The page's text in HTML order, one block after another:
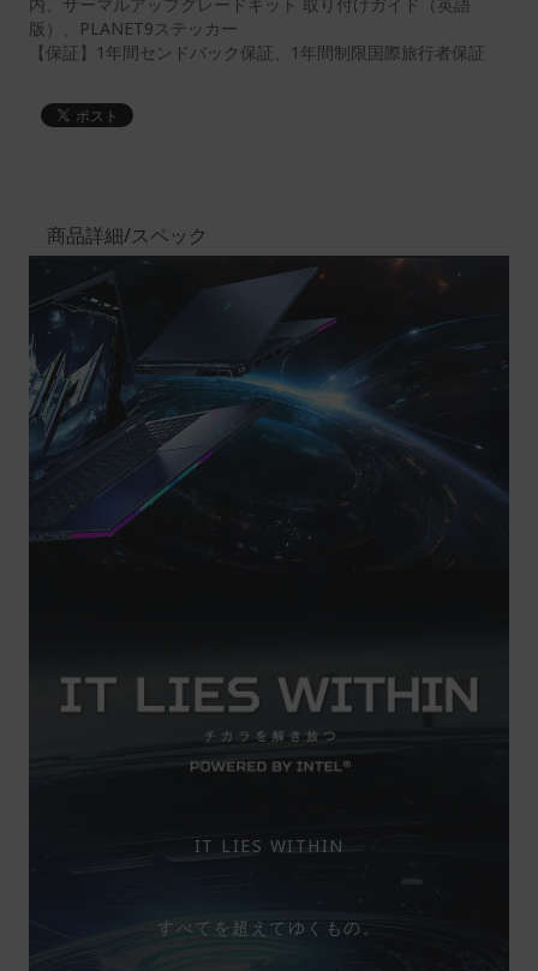
版）、PLANET9ステッカー
【保証】1年間センドバック保証、1年間制限国際旅行者保証
商品詳細/スペック
IT LIES WITHIN
すべてを超えてゆくもの。